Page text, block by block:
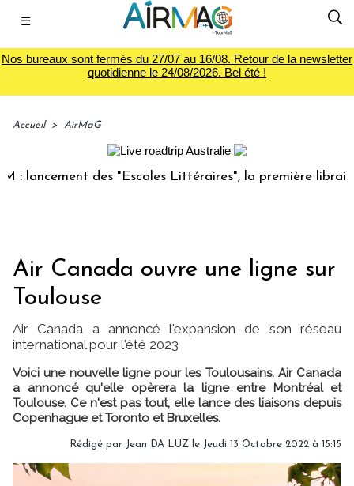
☰
Nos bureaux sont fermés du 27/07 au 16/08. Retour de la newsletter
quotidienne le 24/08/2026. Bel été !
Accueil > AirMaG
des "Escales Littéraires", la première librairie du
Air Canada ouvre une ligne sur
Toulouse
Air Canada a annoncé l'expansion de son réseau
international pour l'été 2023
Voici une nouvelle ligne pour les Toulousains. Air Canada
a annoncé qu'elle opèrera la ligne entre Montréal et
Toulouse. Ce n'est pas tout, elle lance des liaisons depuis
Copenhague et Toronto et Bruxelles.
Rédigé par Jean DA LUZ le Jeudi 13 Octobre 2022 à 15:15